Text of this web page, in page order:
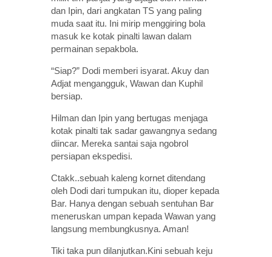
dan Ipin, dari angkatan TS yang paling
muda saat itu. Ini mirip menggiring bola
masuk ke kotak pinalti lawan dalam
permainan sepakbola.
“Siap?” Dodi memberi isyarat. Akuy dan
Adjat mengangguk, Wawan dan Kuphil
bersiap.
Hilman dan Ipin yang bertugas menjaga
kotak pinalti tak sadar gawangnya sedang
diincar. Mereka santai saja ngobrol
persiapan ekspedisi.
Ctakk..sebuah kaleng kornet ditendang
oleh Dodi dari tumpukan itu, dioper kepada
Bar. Hanya dengan sebuah sentuhan Bar
meneruskan umpan kepada Wawan yang
langsung membungkusnya. Aman!
Tiki taka pun dilanjutkan.Kini sebuah keju